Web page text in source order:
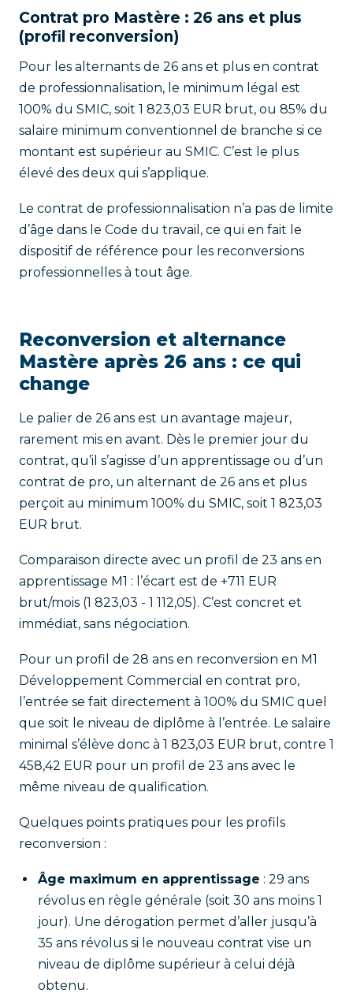
Contrat pro Mastère : 26 ans et plus
(profil reconversion)
Pour les alternants de 26 ans et plus en contrat
de professionnalisation, le minimum légal est
100% du SMIC, soit 1 823,03 EUR brut, ou 85% du
salaire minimum conventionnel de branche si ce
montant est supérieur au SMIC. C’est le plus
élevé des deux qui s’applique.
Le contrat de professionnalisation n’a pas de limite
d’âge dans le Code du travail, ce qui en fait le
dispositif de référence pour les reconversions
professionnelles à tout âge.
Reconversion et alternance
Mastère après 26 ans : ce qui
change
Le palier de 26 ans est un avantage majeur,
rarement mis en avant. Dès le premier jour du
contrat, qu’il s’agisse d’un apprentissage ou d’un
contrat de pro, un alternant de 26 ans et plus
perçoit au minimum 100% du SMIC, soit 1 823,03
EUR brut.
Comparaison directe avec un profil de 23 ans en
apprentissage M1 : l’écart est de +711 EUR
brut/mois (1 823,03 - 1 112,05). C’est concret et
immédiat, sans négociation.
Pour un profil de 28 ans en reconversion en M1
Développement Commercial en contrat pro,
l’entrée se fait directement à 100% du SMIC quel
que soit le niveau de diplôme à l’entrée. Le salaire
minimal s’élève donc à 1 823,03 EUR brut, contre 1
458,42 EUR pour un profil de 23 ans avec le
même niveau de qualification.
Quelques points pratiques pour les profils
reconversion :
Âge maximum en apprentissage : 29 ans
révolus en règle générale (soit 30 ans moins 1
jour). Une dérogation permet d’aller jusqu’à
35 ans révolus si le nouveau contrat vise un
niveau de diplôme supérieur à celui déjà
obtenu.